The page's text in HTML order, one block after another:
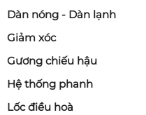
Dàn nóng - Dàn lạnh
Giảm xóc
Gương chiếu hậu
Hệ thống phanh
Lốc điều hoà